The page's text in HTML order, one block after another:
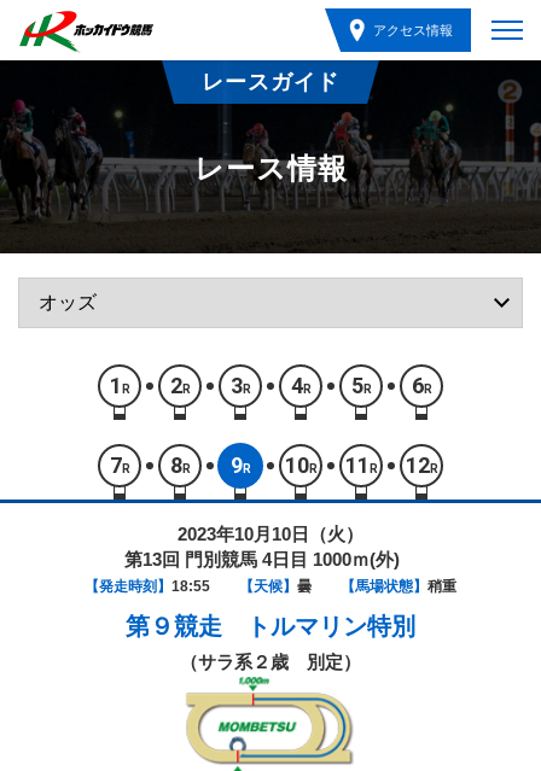
アクセス情報
レースガイド
レース情報
1 R 2R 3R 4R 5R 6R
7 R 8R 9R 10R 11 R 12R
2023年10月10日（火）
第13回 門別競馬 4日目 1000ｍ(外)
【発走時刻】 18:55 【天候】 曇 【馬場状態】 稍重
第９競走 トルマリン特別
（サラ系２歳 別定）